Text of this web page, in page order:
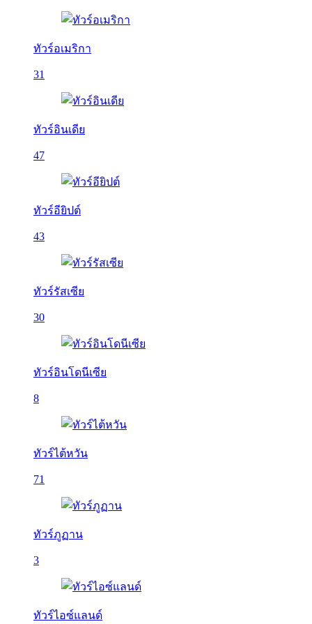
ทัวร์อเมริกา
31
ทัวร์อินเดีย
47
ทัวร์อียิปต์
43
ทัวร์รัสเซีย
30
ทัวร์อินโดนีเซีย
8
ทัวร์ไต้หวัน
71
ทัวร์ภูฏาน
3
ทัวร์ไอซ์แลนด์